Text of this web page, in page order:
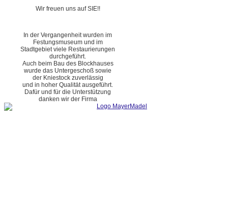
Wir freuen uns auf SIE!!
In der Vergangenheit wurden im
Festungsmuseum und im
Stadtgebiet viele Restaurierungen
durchgeführt.
Auch beim Bau des Blockhauses
wurde das Untergeschoß sowie
der Kniestock zuverlässig
und in hoher Qualität ausgeführt.
Dafür und für die Unterstützung
danken wir der Firma